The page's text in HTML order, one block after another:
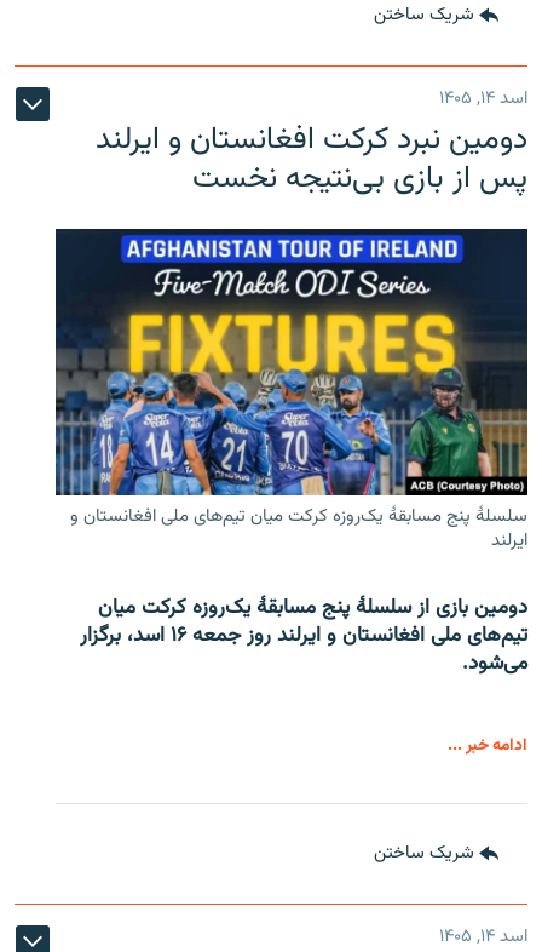
شریک ساختن
اسد ۱۴, ۱۴۰۵
دومین نبرد کرکت افغانستان و ایرلند
پس از بازی بی‌نتیجه نخست
سلسلۀ پنج مسابقۀ یک‌روزه کرکت میان تیم‌های ملی افغانستان و
ایرلند
دومین بازی از سلسلۀ پنج مسابقۀ یک‌روزه کرکت میان
تیم‌های ملی افغانستان و ایرلند روز جمعه ۱۶ اسد، برگزار
می‌شود.
ادامه خبر ...
شریک ساختن
اسد ۱۴, ۱۴۰۵